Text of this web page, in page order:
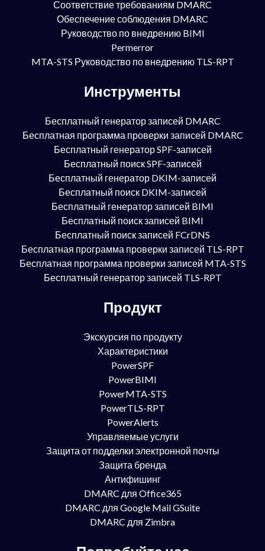
Соответствие требованиям DMARC
Обеспечение соблюдения DMARC
Руководство по внедрению BIMI
Permerror
MTA-STS Руководство по внедрению TLS-RPT
Инструменты
Бесплатный генератор записей DMARC
Бесплатная программа проверки записей DMARC
Бесплатный генератор SPF-записей
Бесплатный поиск SPF-записей
Бесплатный генератор DKIM-записей
Бесплатный поиск DKIM-записей
Бесплатный генератор записей BIMI
Бесплатный поиск записей BIMI
Бесплатный поиск записей FCrDNS
Бесплатная программа проверки записей TLS-RPT
Бесплатная программа проверки записей MTA-STS
Бесплатный генератор записей TLS-RPT
Продукт
Экскурсия по продукту
Характеристики
PowerSPF
PowerBIMI
PowerMTA-STS
PowerTLS-RPT
PowerAlerts
Управляемые услуги
Защита от подделки электронной почты
Защита бренда
Антифишинг
DMARC для Office365
DMARC для Google Mail GSuite
DMARC для Zimbra